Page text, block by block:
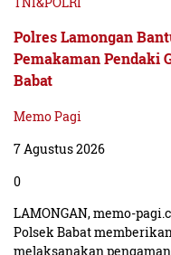
Polres Lamongan
Pemakaman Pendaki
Babat
Memo Pagi
7 Agustus 2026
0
LAMONGAN, memo-
Polsek Babat
melaksanakan